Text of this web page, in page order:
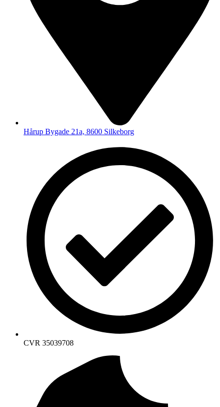
Hårup Bygade 21a, 8600 Silkeborg
CVR 35039708